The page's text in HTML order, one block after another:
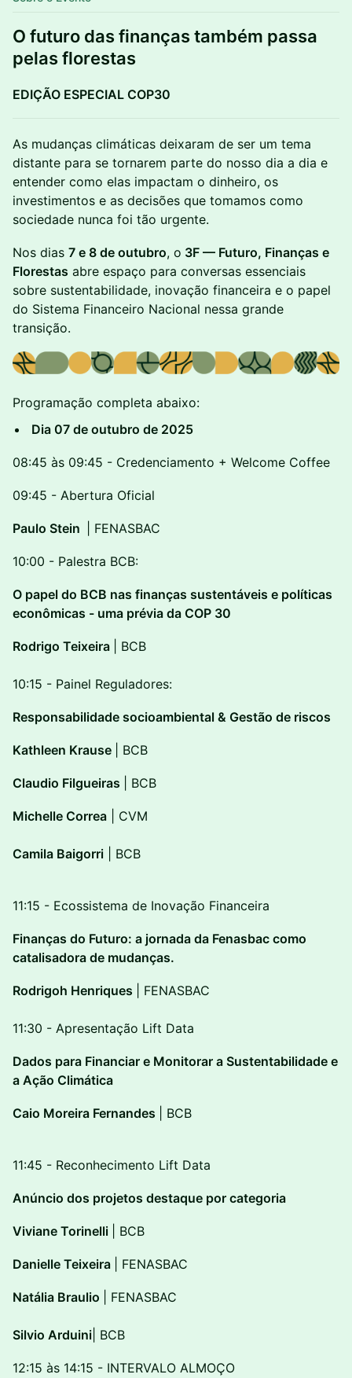
O futuro das finanças também passa
pelas florestas
EDIÇÃO ESPECIAL COP30
As mudanças climáticas deixaram de ser um tema
distante para se tornarem parte do nosso dia a dia e
entender como elas impactam o dinheiro, os
investimentos e as decisões que tomamos como
sociedade nunca foi tão urgente.
Nos dias 7 e 8 de outubro, o 3F — Futuro, Finanças e
Florestas abre espaço para conversas essenciais
sobre sustentabilidade, inovação financeira e o papel
do Sistema Financeiro Nacional nessa grande
transição.
Programação completa abaixo:
Dia 07 de outubro de 2025
08:45 às 09:45 - Credenciamento + Welcome Coffee
09:45 - Abertura Oficial
Paulo Stein | FENASBAC
10:00 - Palestra BCB:
O papel do BCB nas finanças sustentáveis e políticas
econômicas - uma prévia da COP 30
Rodrigo Teixeira | BCB
10:15 - Painel Reguladores:
Responsabilidade socioambiental & Gestão de riscos
Kathleen Krause | BCB
Claudio Filgueiras | BCB
Michelle Correa | CVM
Camila Baigorri | BCB
11:15 - Ecossistema de Inovação Financeira
Finanças do Futuro: a jornada da Fenasbac como
catalisadora de mudanças.
Rodrigoh Henriques | FENASBAC
11:30 - Apresentação Lift Data
Dados para Financiar e Monitorar a Sustentabilidade e
a Ação Climática
Caio Moreira Fernandes | BCB
11:45 - Reconhecimento Lift Data
Anúncio dos projetos destaque por categoria
Viviane Torinelli | BCB
Danielle Teixeira | FENASBAC
Natália Braulio | FENASBAC
Silvio Arduini | BCB
12:15 às 14:15 - INTERVALO ALMOÇO